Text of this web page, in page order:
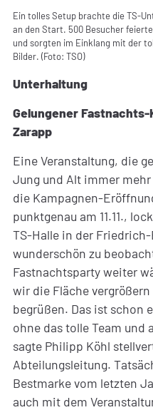
Ein tolles Setup brachte die TS-
an den Start. 500 Besucher
und sorgten im Einklang mit der
Bilder. (Foto: TSO)
Unterhaltung
Gelungener
Zarapp
Eine Veranstaltung, die
Jung und Alt immer mehr
die Kampagnen-
punktgenau am 11.11.,
TS-Halle in der
wunderschön zu
Fastnachtsparty weiter
wir die Fläche
begrüßen. Das ist schon
ohne das tolle Team und
sagte Philipp Köhl
Abteilungsleitung.
Bestmarke vom letzten
auch mit dem